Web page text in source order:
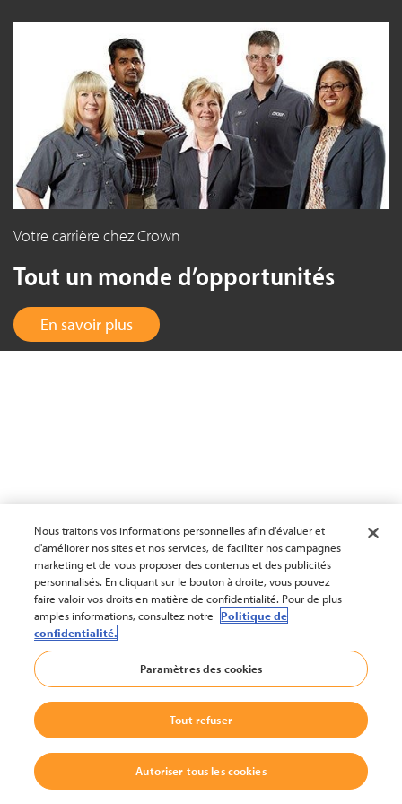
Votre carrière chez Crown
Tout un monde d’opportunités
En savoir plus
Nous traitons vos informations personnelles afin d'évaluer et
d'améliorer nos sites et nos services, de faciliter nos campagnes
marketing et de vous proposer des contenus et des publicités
personnalisés. En cliquant sur le bouton à droite, vous pouvez
faire valoir vos droits en matière de confidentialité. Pour de plus
amples informations, consultez notre Politique de
confidentialité.
Paramètres des cookies
Tout refuser
Autoriser tous les cookies